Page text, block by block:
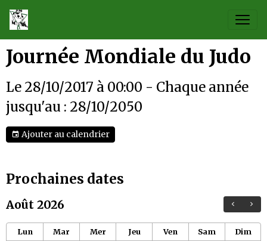
Journée Mondiale du Judo
Le 28/10/2017 à 00:00 - Chaque année
jusqu'au : 28/10/2050
Ajouter au calendrier
Prochaines dates
Août 2026
Lun Mar Mer Jeu Ven Sam
Dim